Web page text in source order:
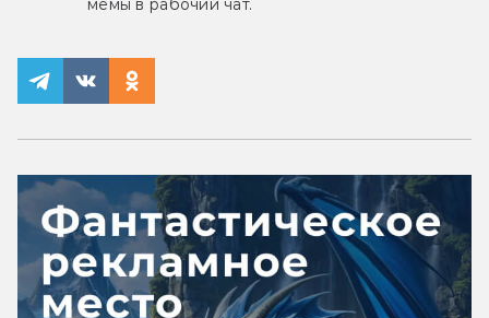
мемы в рабочий чат.